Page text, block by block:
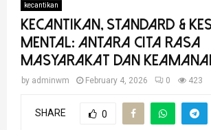
kecantikan
KECANTIKAN, STANDARD &
MENTAL: ANTARA CITA RASA
MASYARAKAT DAN
by adminwm February 4, 2026 0 423
SHARE 0